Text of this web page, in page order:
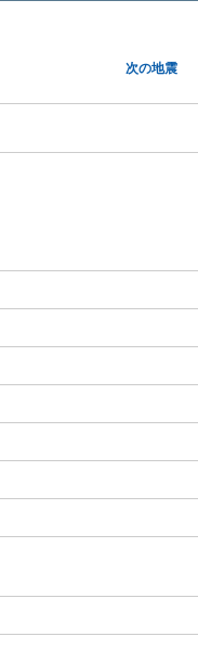
次の地震